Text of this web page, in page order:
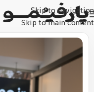
Skip to navigation
Skip to main content